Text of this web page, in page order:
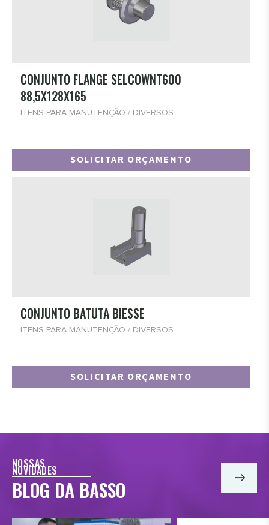
CONJUNTO FLANGE SELCOWNT600
88,5X128X165
ITENS PARA MANUTENÇÃO / DIVERSOS
SOLICITAR ORÇAMENTO
CONJUNTO BATUTA BIESSE
ITENS PARA MANUTENÇÃO / DIVERSOS
SOLICITAR ORÇAMENTO
NOSSAS
NOVIDADES
BLOG DA BASSO